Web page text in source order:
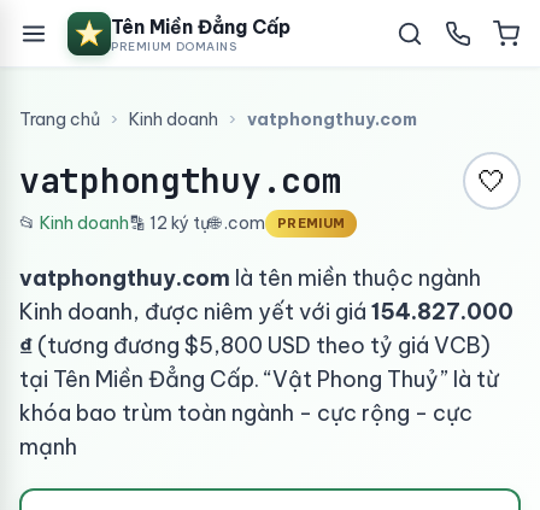
Tên Miền Đẳng Cấp
PREMIUM DOMAINS
Trang chủ › Kinh doanh › vatphongthuy.com
vatphongthuy.com 🤍
📂 Kinh doanh🔡 12 ký tự🌐 .com PREMIUM
vatphongthuy.com là tên miền thuộc ngành
Kinh doanh, được niêm yết với giá 154.827.000
₫ (tương đương $5,800 USD theo tỷ giá VCB)
tại Tên Miền Đẳng Cấp. “Vật Phong Thuỷ” là từ
khóa bao trùm toàn ngành - cực rộng - cực
mạnh